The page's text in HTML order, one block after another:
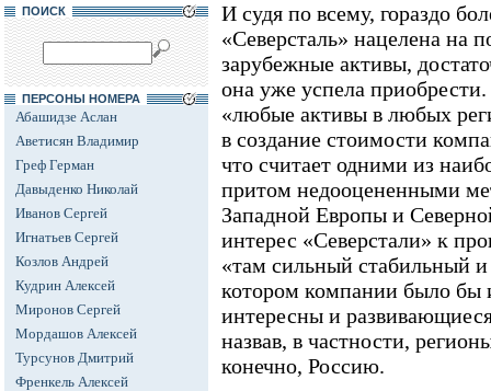
ПОИСК
ПЕРСОНЫ НОМЕРА
Абашидзе Аслан
Аветисян Владимир
Греф Герман
Давыденко Николай
Иванов Сергей
Игнатьев Сергей
Козлов Андрей
Кудрин Алексей
Миронов Сергей
Мордашов Алексей
Турсунов Дмитрий
Френкель Алексей
И судя по всему, гораздо
«Северсталь» нацелена на
зарубежные активы,
она уже успела
«любые активы в любых
в создание стоимости
что считает одними из
притом недооцененными
Западной Европы и
интерес «Северстали» к
«там сильный стабильный
котором компании было бы
интересны и
назвав, в частности,
конечно, Россию.